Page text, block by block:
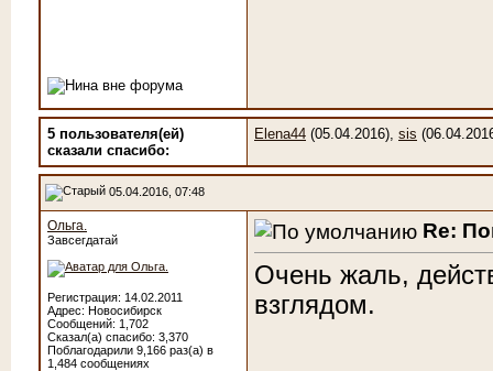
5 пользователя(ей)
сказали cпасибо:
Elena44 (05.04.2016), sis
05.04.2016, 07:48
Ольга.
Завсегдатай
Регистрация: 14.02.2011
Адрес: Новосибирск
Сообщений: 1,702
Сказал(а) спасибо: 3,370
Поблагодарили 9,166 раз(а) в
1,484 сообщениях
Re:
Очень жаль,
взглядом.